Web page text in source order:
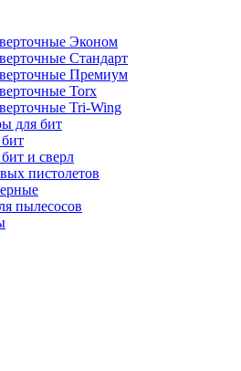
Эконом
Стандарт
Премиум
Torx
Tri-Wing
для бит
и сверл
пистолетов
пылесосов